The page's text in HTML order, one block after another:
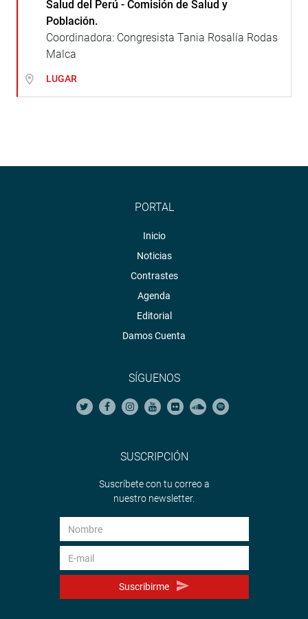
Salud del Perú - Comisión de Salud y
Población.
Coordinadora: Congresista Tania Rosalía Rodas
Malca
LUGAR
PORTAL
Inicio
Noticias
Contrastes
Agenda
Editorial
Damos Cuenta
SÍGUENOS
SUSCRIPCIÓN
Suscríbete con tu correo a
nuestro newsletter.
Suscribirme